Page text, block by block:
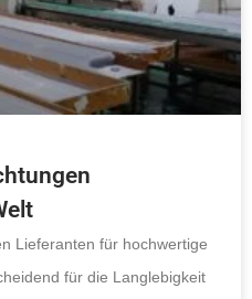
Lieferanten für hochwertige
für die Langlebigkeit